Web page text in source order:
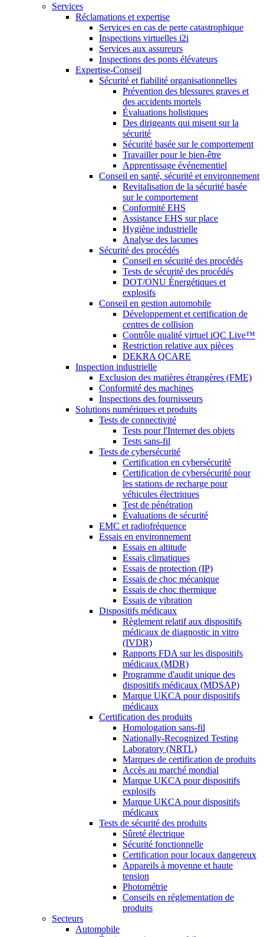
Services
Réclamations et expertise
Services en cas de perte catastrophique
Inspections virtuelles i2i
Services aux assureurs
Inspections des ponts élévateurs
Expertise-Conseil
Sécurité et fiabilité organisationnelles
Prévention des blessures graves et
des accidents mortels
Évaluations holistiques
Des dirigeants qui misent sur la
sécurité
Sécurité basée sur le comportement
Travailler pour le bien-être
Apprentissage événementiel
Conseil en santé, sécurité et environnement
Revitalisation de la sécurité basée
sur le comportement
Conformité EHS
Assistance EHS sur place
Hygiène industrielle
Analyse des lacunes
Sécurité des procédés
Conseil en sécurité des procédés
Tests de sécurité des procédés
DOT/ONU Énergétiques et
explosifs
Conseil en gestion automobile
Développement et certification de
centres de collision
Contrôle qualité virtuel iQC Live™
Restriction relative aux pièces
DEKRA QCARE
Inspection industrielle
Exclusion des matières étrangères (FME)
Conformité des machines
Inspections des fournisseurs
Solutions numériques et produits
Tests de connectivité
Tests pour l'Internet des objets
Tests sans-fil
Tests de cybersécurité
Certification en cybersécurité
Certification de cybersécurité pour
les stations de recharge pour
véhicules électriques
Test de pénétration
Évaluations de sécurité
EMC et radiofréquence
Essais en environnement
Essais en altitude
Essais climatiques
Essais de protection (IP)
Essais de choc mécanique
Essais de choc thermique
Essais de vibration
Dispositifs médicaux
Règlement relatif aux dispositifs
médicaux de diagnostic in vitro
(IVDR)
Rapports FDA sur les dispositifs
médicaux (MDR)
Programme d'audit unique des
dispositifs médicaux (MDSAP)
Marque UKCA pour dispositifs
médicaux
Certification des produits
Homologation sans-fil
Nationally-Recognized Testing
Laboratory (NRTL)
Marques de certification de produits
Accès au marché mondial
Marque UKCA pour dispositifs
explosifs
Marque UKCA pour dispositifs
médicaux
Tests de sécurité des produits
Sûreté électrique
Sécurité fonctionnelle
Certification pour locaux dangereux
Appareils à moyenne et haute
tension
Photométrie
Conseils en réglementation de
produits
Secteurs
Automobile